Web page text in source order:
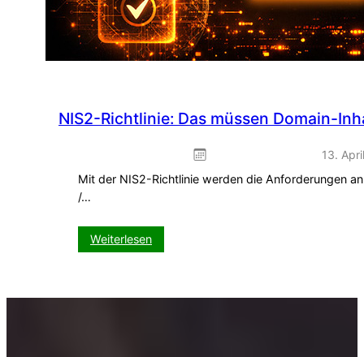
NIS2-Richtlinie: Das müssen Domain-
13.
Mit der NIS2-Richtlinie werden die Anforderungen
/…
Weiterlesen:
NIS2-